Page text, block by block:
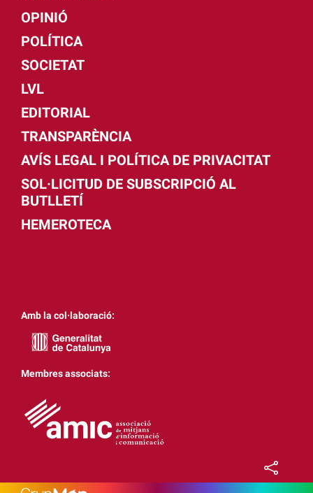
OPINIÓ
POLÍTICA
SOCIETAT
LVL
EDITORIAL
TRANSPARÈNCIA
AVÍS LEGAL I POLÍTICA DE PRIVACITAT
SOL·LICITUD DE SUBSCRIPCIÓ AL
BUTLLETÍ
HEMEROTECA
Amb la col·laboració:
Membres associats: